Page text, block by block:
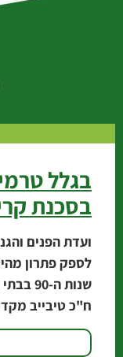
בגלל
בסכנת
ועדת הפנים
לספק פתרון
שנות
ח"כ טיבייב